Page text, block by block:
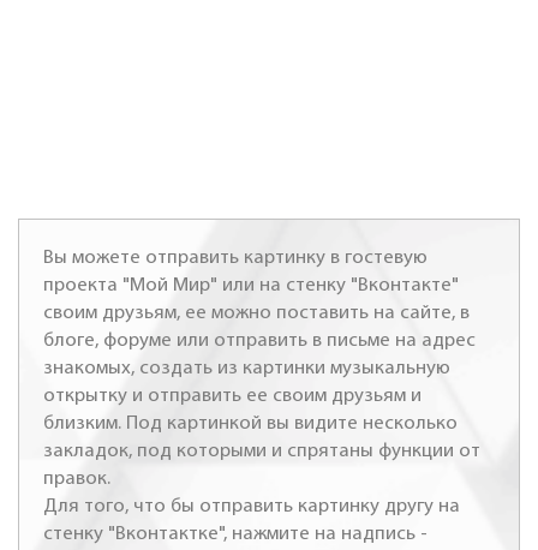
Вы можете отправить картинку в гостевую
проекта "Мой Мир" или на стенку "Вконтакте"
своим друзьям, ее можно поставить на сайте, в
блоге, форуме или отправить в письме на адрес
знакомых, создать из картинки музыкальную
открытку и отправить ее своим друзьям и
близким. Под картинкой вы видите несколько
закладок, под которыми и спрятаны функции от
правок.
Для того, что бы отправить картинку другу на
стенку "Вконтактке", нажмите на надпись -